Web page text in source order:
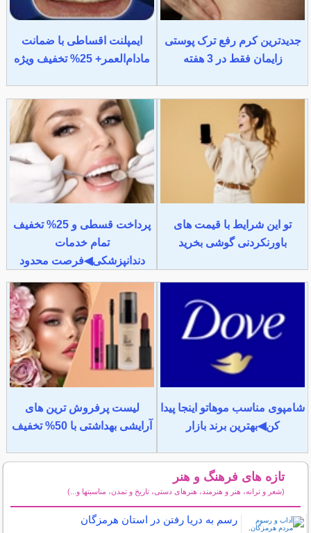
جدیدترین کرم رفع ترک پوستی
زایمان فقط در 3 هفته
ایمپلنت اقساطی با ضمانت
مادام‌العمر+ 25% تخفیف ویژه
تو این شرایط با قیمت های
باورنکردنی گوشی بخرید
پرداخت قسطی و 25% تخفیف
تمام خدمات
دندانپزشکی◀فرصت محدود
شامپوی مناسب موهاتو اینجا پیدا
کن◀بهترین برند بازار
لیست پرفروش ترین های
آرایشی بهداشتی با 50% تخفیف
تازه های فرهنگ و هنر
(شعر و ترانه، هنر و هنرمند، هنرهای دستی، تاریخ و تمدن، مناسبتها و...)
رسم به دریا رفتن در استان هرمزگان